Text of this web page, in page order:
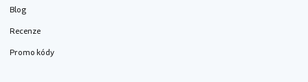
Blog
Recenze
Promo kódy